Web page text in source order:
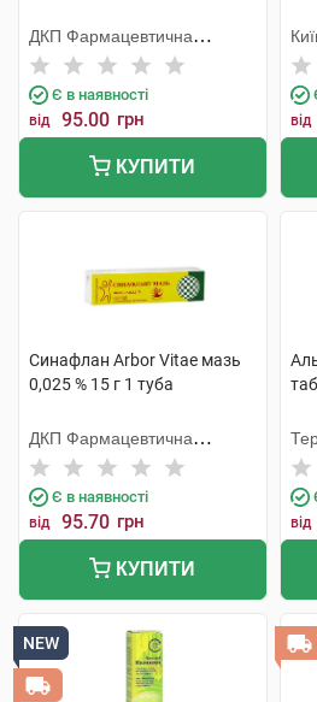
ДКП Фармацевтична
фабрика
Є в наявності
від 95.00 грн
КУПИТИ
від
Синафлан Arbor Vitae мазь
0,025 % 15 г 1 туба
ДКП Фармацевтична
фабрика
Є в наявності
від 95.70 грн
КУПИТИ
від
NEW